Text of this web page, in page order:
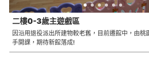
二樓0-3歲主遊戲區
因沿用退役派出所建物較老舊，目前遷館中，由桃
手開課，期待新館落成!